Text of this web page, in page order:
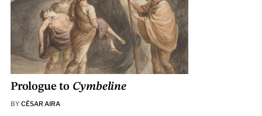
Prologue to Cymbeline
BY CÉSAR AIRA